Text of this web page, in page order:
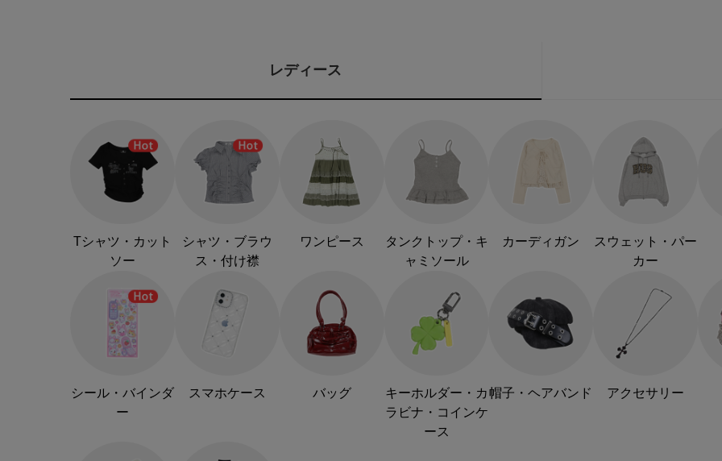
レディース
Tシャツ・カット
ソー
シャツ・ブラウ
ス・付け襟
ワンピース
タンクトップ・キ
ャミソール
カーディガン
スウェット・パー
カー
シール・バインダ
ー
スマホケース バッグ
キーホルダー・カ
ラビナ・コインケ
ース
帽子・ヘアバンド アクセサリー